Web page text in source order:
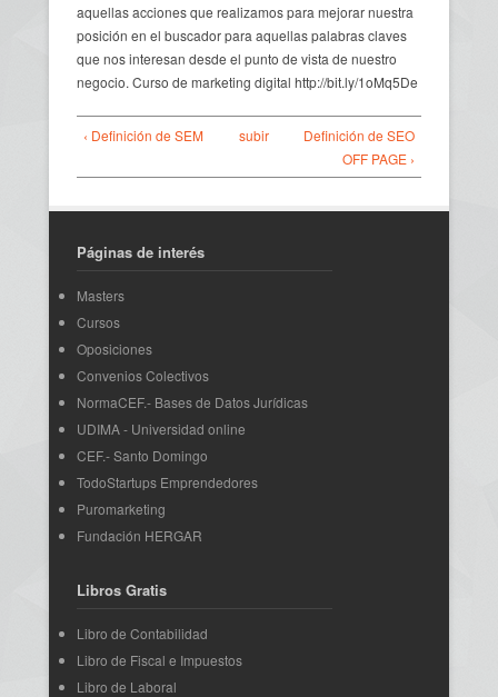
aquellas acciones que realizamos para mejorar nuestra
posición en el buscador para aquellas palabras claves
que nos interesan desde el punto de vista de nuestro
negocio. Curso de marketing digital http://bit.ly/1oMq5De
‹ Definición de SEM subir
Definición de SEO
OFF PAGE ›
Páginas de interés
Masters
Cursos
Oposiciones
Convenios Colectivos
NormaCEF.- Bases de Datos Jurídicas
UDIMA - Universidad online
CEF.- Santo Domingo
TodoStartups Emprendedores
Puromarketing
Fundación HERGAR
Libros Gratis
Libro de Contabilidad
Libro de Fiscal e Impuestos
Libro de Laboral